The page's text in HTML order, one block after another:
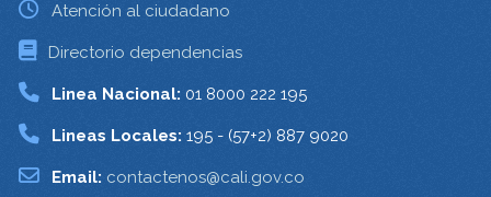
Atención al ciudadano
Directorio dependencias
Linea Nacional: 01 8000 222 195
Lineas Locales: 195 - (57+2) 887 9020
Email: contactenos@cali.gov.co